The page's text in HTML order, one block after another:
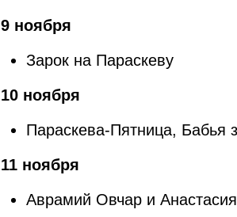
9 ноября
Зарок на Параскеву
10 ноября
Параскева-Пятница, Бабья
11 ноября
Аврамий Овчар и